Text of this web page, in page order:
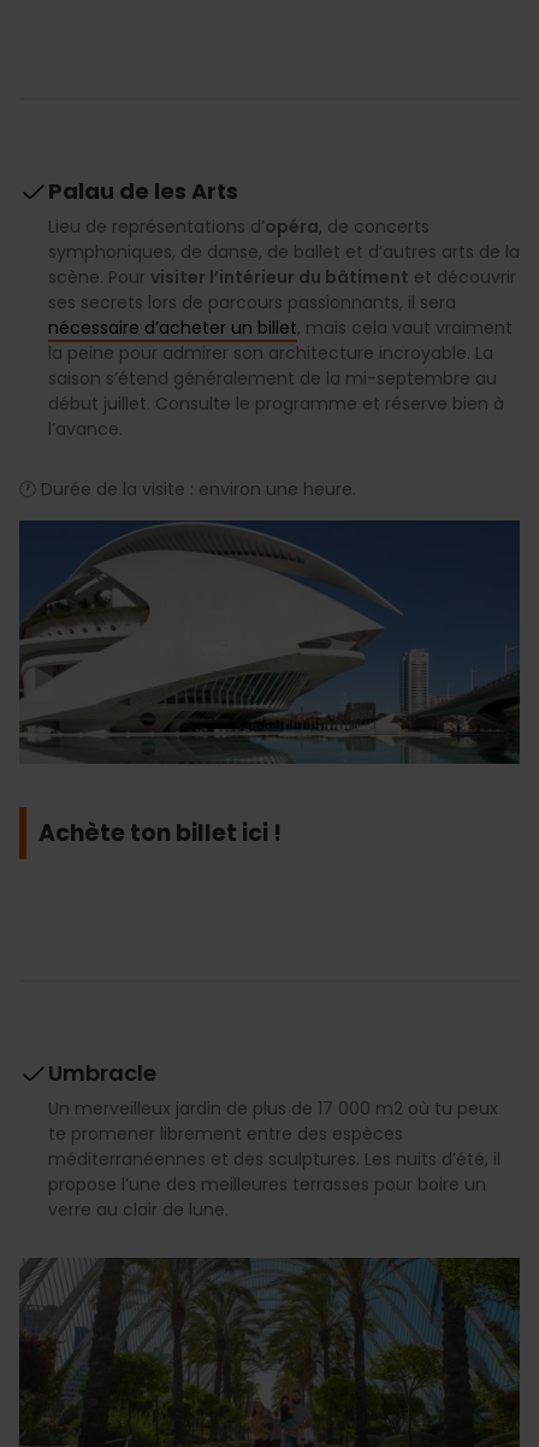
Palau de les Arts
Lieu de représentations d’opéra, de concerts
symphoniques, de danse, de ballet et d’autres arts de la
scène. Pour visiter l’intérieur du bâtiment et découvrir
ses secrets lors de parcours passionnants, il sera
nécessaire d’acheter un billet, mais cela vaut vraiment
la peine pour admirer son architecture incroyable. La
saison s’étend généralement de la mi-septembre au
début juillet. Consulte le programme et réserve bien à
l’avance.
🕐 Durée de la visite : environ une heure.
Achète ton billet ici !
Umbracle
Un merveilleux jardin de plus de 17 000 m2 où tu peux
te promener librement entre des espèces
méditerranéennes et des sculptures. Les nuits d’été, il
propose l’une des meilleures terrasses pour boire un
verre au clair de lune.